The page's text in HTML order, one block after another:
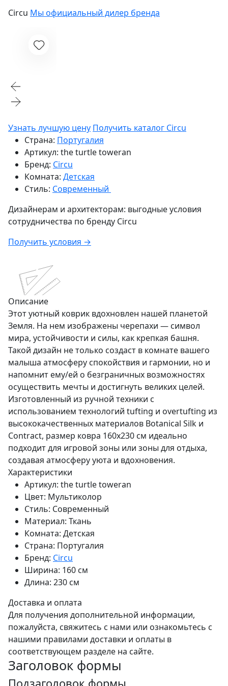
Circu Мы официальный дилер бренда
Узнать лучшую цену Получить каталог Circu
Страна: Португалия
Артикул: the turtle toweran
Бренд: Circu
Комната: Детская
Стиль: Современный
Дизайнерам и архитекторам: выгодные условия
сотрудничества по бренду Circu
Получить условия →
Описание
Этот уютный коврик вдохновлен нашей планетой
Земля. На нем изображены черепахи — символ
мира, устойчивости и силы, как крепкая башня.
Такой дизайн не только создаст в комнате вашего
малыша атмосферу спокойствия и гармонии, но и
напомнит ему/ей о безграничных возможностях
осуществить мечты и достигнуть великих целей.
Изготовленный из ручной техники с
использованием технологий tufting и overtufting из
высококачественных материалов Botanical Silk и
Contract, размер ковра 160x230 см идеально
подходит для игровой зоны или зоны для отдыха,
создавая атмосферу уюта и вдохновения.
Характеристики
Артикул: the turtle toweran
Цвет: Мультиколор
Стиль: Современный
Материал: Ткань
Комната: Детская
Страна: Португалия
Бренд: Circu
Ширина: 160 см
Длина: 230 см
Доставка и оплата
Для получения дополнительной информации,
пожалуйста, свяжитесь с нами или ознакомьтесь с
нашими правилами доставки и оплаты в
соответствующем разделе на сайте.
Заголовок формы